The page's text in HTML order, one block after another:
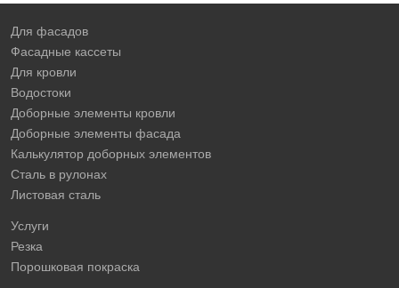
Для фасадов
Фасадные кассеты
Для кровли
Водостоки
Доборные элементы кровли
Доборные элементы фасада
Калькулятор доборных элементов
Сталь в рулонах
Листовая сталь
Услуги
Резка
Порошковая покраска